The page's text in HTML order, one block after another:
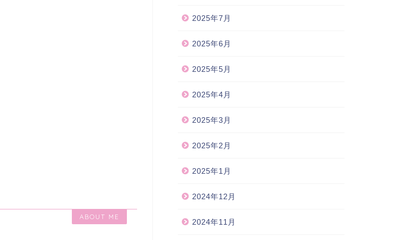
ABOUT ME
2025年7月
2025年6月
2025年5月
2025年4月
2025年3月
2025年2月
2025年1月
2024年12月
2024年11月